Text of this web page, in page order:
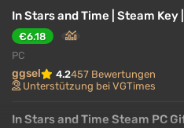
In Stars and Time | Steam Key
€6.18
PC
ggsel 4.2457 Bewertungen
Unterstützung bei VGTimes
In Stars and Time Steam PC